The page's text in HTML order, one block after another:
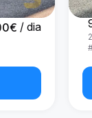
€ / dia